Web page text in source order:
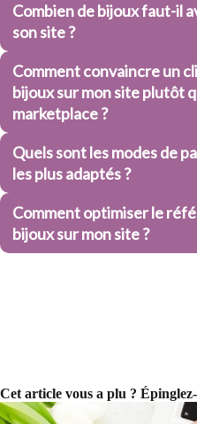
Combien de bijoux faut-il
son site ?
Comment convaincre un
bijoux sur mon site plutôt
marketplace ?
Quels sont les modes de
les plus adaptés ?
Comment optimiser le
bijoux sur mon site ?
Cet article vous a plu ?